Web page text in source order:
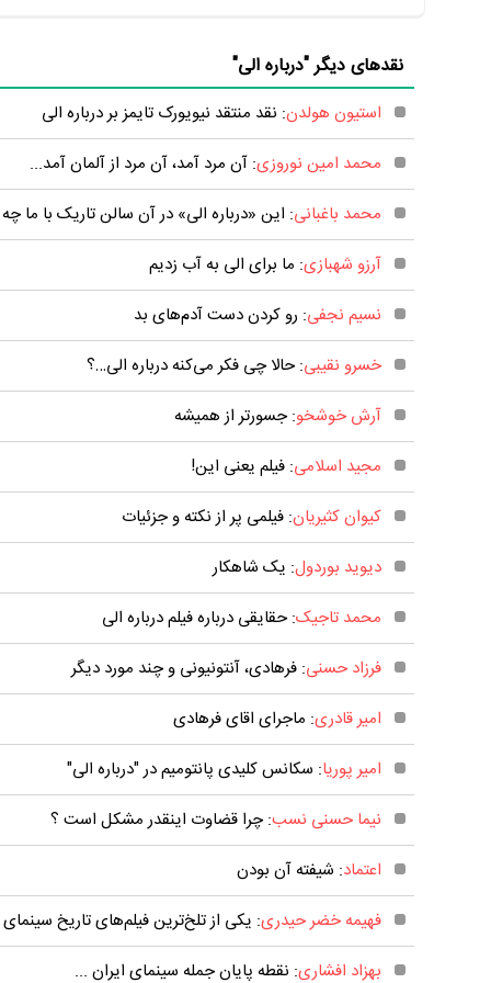
نقدهای دیگر "درباره الی"
استیون هولدن: نقد منتقد نیویورک تایمز بر درباره الی
محمد امین نوروزی: آن مرد آمد، آن مرد از آلمان آمد...
محمد باغبانی: این «درباره الی» در آن سالن تاریک با ما
آرزو شهبازی: ما برای الی به آب زدیم
نسیم نجفی: رو کردن دست آدم‌های بد
خسرو نقیبی: حالا چی فکر می‌کنه درباره الی…؟
آرش خوشخو: جسورتر از همیشه
مجید اسلامی: فیلم یعنی این!
کیوان کثیریان: فیلمی پر از نکته و جزئیات
دیوید بوردول: یک شاهکار
محمد تاجیک: حقایقی درباره فیلم درباره الی
فرزاد حسنی: فرهادی، آنتونیونی و چند مورد دیگر
امیر قادری: ماجرای اقای فرهادی
امیر پوریا: سکانس کلیدی پانتومیم در "درباره الی"
نیما حسنی نسب: چرا قضاوت اینقدر مشکل است ؟
اعتماد: شیفته آن بودن
فهیمه خضر حیدری: یکی از تلخ‌ترین فیلم‌های تاریخ
بهزاد افشاری: نقطه پایان جمله سینمای ایران ...